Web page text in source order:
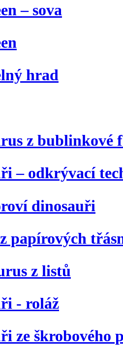
– sova
hrad
z bublinkové
– odkrývací
dinosauři
papírových
z listů
- roláž
ze škrobového